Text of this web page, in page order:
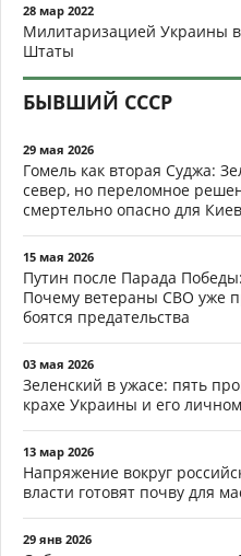
28 мар 2022
Милитаризацией Украины
Штаты
БЫВШИЙ СССР
29 мая 2026
Гомель как вторая Суджа:
север, но переломное
смертельно опасно для
15 мая 2026
Путин после Парада
Почему ветераны СВО уже
боятся предательства
03 мая 2026
Зеленский в ужасе: пять
крахе Украины и его
13 мар 2026
Напряжение вокруг
власти готовят почву для
29 янв 2026